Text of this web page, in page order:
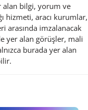
alan bilgi, yorum ve
hizmeti, aracı kurumlar,
arasında imzalanacak
yer alan görüşler, mali
burada yer alan